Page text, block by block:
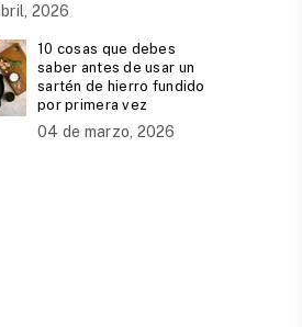
2026
10 cosas que debes
saber antes de usar un
sartén de hierro fundido
por primera vez
04 de marzo, 2026